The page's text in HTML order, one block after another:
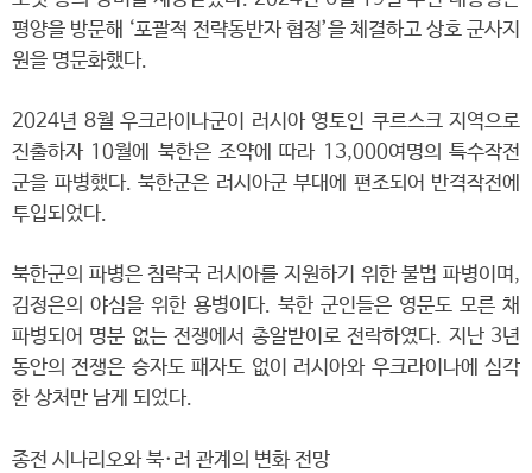
평양을 방문해 ‘포괄적 전략동반자 협정’을 체결하고 상호 군사지
원을 명문화했다.
2024년 8월 우크라이나군이 러시아 영토인 쿠르스크 지역으로
진출하자 10월에 북한은 조약에 따라 13,000여명의 특수작전
군을 파병했다. 북한군은 러시아군 부대에 편조되어 반격작전에
투입되었다.
북한군의 파병은 침략국 러시아를 지원하기 위한 불법 파병이며,
김정은의 야심을 위한 용병이다. 북한 군인들은 영문도 모른 채
파병되어 명분 없는 전쟁에서 총알받이로 전락하였다. 지난 3년
동안의 전쟁은 승자도 패자도 없이 러시아와 우크라이나에 심각
한 상처만 남게 되었다.
종전 시나리오와 북·러 관계의 변화 전망